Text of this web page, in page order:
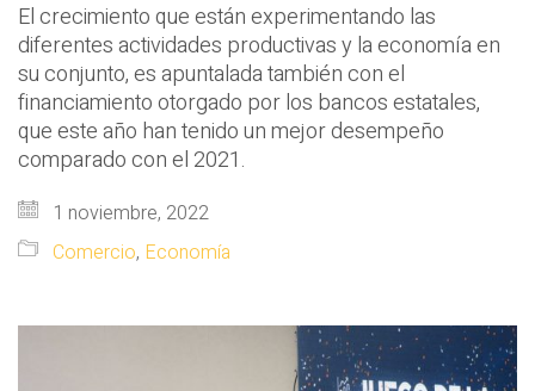
El crecimiento que están experimentando las
diferentes actividades productivas y la economía en
su conjunto, es apuntalada también con el
financiamiento otorgado por los bancos estatales,
que este año han tenido un mejor desempeño
comparado con el 2021.
1 noviembre, 2022
Comercio, Economía